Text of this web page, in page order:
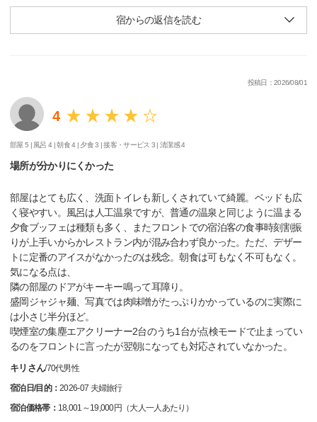
宿からの返信を読む
投稿日：2026/08/01
4
部屋 5 | 風呂 4 |朝食 4 | 夕食 3 |接客・サービス 3 |清潔感 4
場所が分かりにくかった
部屋はとても広く、洗面トイレも新しくされていて綺麗。ベッドも広
く寝やすい。風呂は人工温泉ですが、普通の温泉と同じように温まる
夕食ブッフェは種類も多く、またフロントでの宿泊客の食事時刻割振
りが上手いからかレストラン内が混み合わず良かった。ただ、デザー
トに定番のアイスがなかったのは残念。朝食は可もなく不可もなく。
気になる点は、
隣の部屋のドアがキーキー鳴って耳障り。
盛岡ジャジャ麺、写真では肉味噌がたっぷりかかっているのに実際に
は小さじ半分ほど。
喫煙室の集塵エアクリーナー2台のうち1台が点検モードで止まってい
るのをフロントに言ったが翌朝になっても対応されていなかった。
キリさん/70代男性
宿泊日/目的：2026-07 夫婦旅行
宿泊価格帯： 18,001～19,000円（大人一人あたり）